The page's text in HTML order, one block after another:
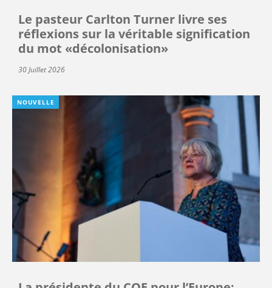
Le pasteur Carlton Turner livre ses
réflexions sur la véritable signification
du mot «décolonisation»
30 Juillet 2026
NOUVELLE